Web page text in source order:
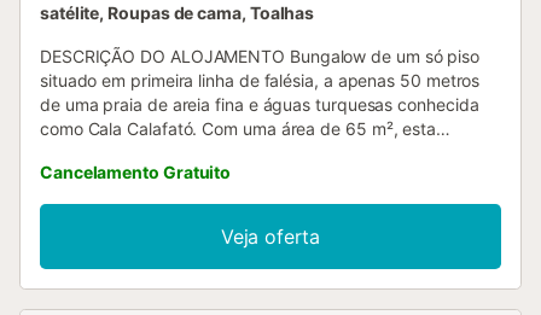
satélite, Roupas de cama, Toalhas
DESCRIÇÃO DO ALOJAMENTO Bungalow de um só piso
situado em primeira linha de falésia, a apenas 50 metros
de uma praia de areia fina e águas turquesas conhecida
como Cala Calafató. Com uma área de 65 m², esta
pátio com duche exterior. Possui dois quartos duplos, uma
casa de banho completa e uma sala de estar-jantar com
sofá-cama e televisão por satélite. A cozinha é
independente e totalmente equipada com forno a gás
butano, frigorífico, micro-ondas e máquina de lavar roupa.
Cancelamento Gratuito
Veja oferta